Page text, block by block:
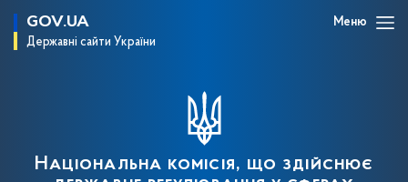
GOV.UA
Державні сайти України
Меню
Національна комісія, що здійснює